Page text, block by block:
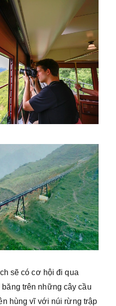
sẽ có cơ hội đi qua
trên những cây cầu
hùng vĩ với núi rừng trập